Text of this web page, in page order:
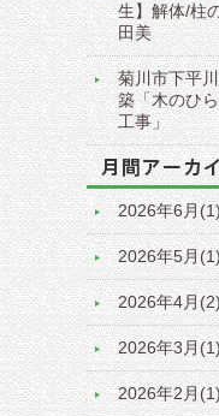
生】解体/柱
田美
菊川市下平
築「木のひ
工事」
2026年6月
2026年5月
2026年4月
2026年3月
2026年2月